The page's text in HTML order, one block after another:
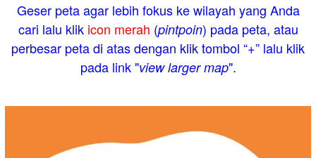
Geser peta agar lebih fokus ke wilayah yang Anda
cari lalu klik icon merah (pintpoin) pada peta, atau
perbesar peta di atas dengan klik tombol “+” lalu klik
pada link "view larger map".